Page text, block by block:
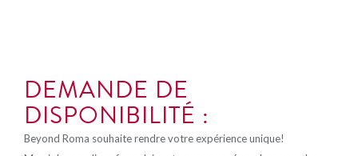
DEMANDE DE
DISPONIBILITÉ :
Beyond Roma souhaite rendre votre expérience unique!